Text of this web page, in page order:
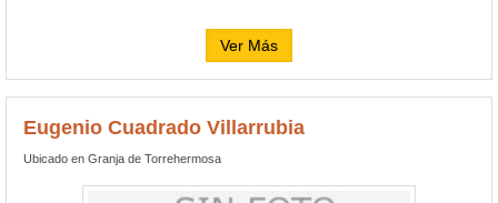
Ver Más
Eugenio Cuadrado Villarrubia
Ubicado en Granja de Torrehermosa